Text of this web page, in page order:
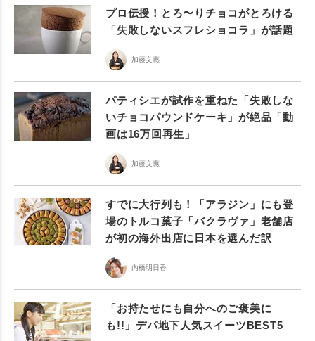
プロ伝授！とろ〜りチョコがとろける
「失敗しないスフレショコラ」が話題
加藤文惠
パティシエが試作を重ねた「失敗しな
いチョコパウンドケーキ」が絶品「動
画は16万回再生」
加藤文惠
すでに大行列も！「アラジン」にも登
場のトルコ菓子「バクラヴァ」老舗店
が初の海外出店に日本を選んだ訳
内橋明日香
「お持たせにも自分へのご褒美に
も!!」デパ地下人気スイーツBEST5